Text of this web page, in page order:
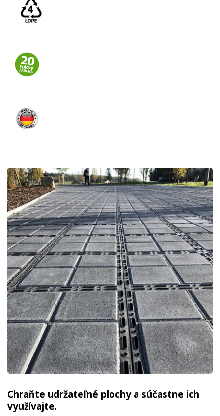
Chraňte udržateľné plochy a súčastne ich
využívajte.